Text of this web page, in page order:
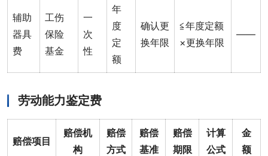
辅助
器具
费
工伤
保险
基金
一
次
性
年
度
定
额
确认更
换年限
≦年度定额
×更换年限
——
劳动能力鉴定费
赔偿项目
赔偿机
构
赔偿
方式
赔偿
基准
赔偿
期限
计算
公式
金
额